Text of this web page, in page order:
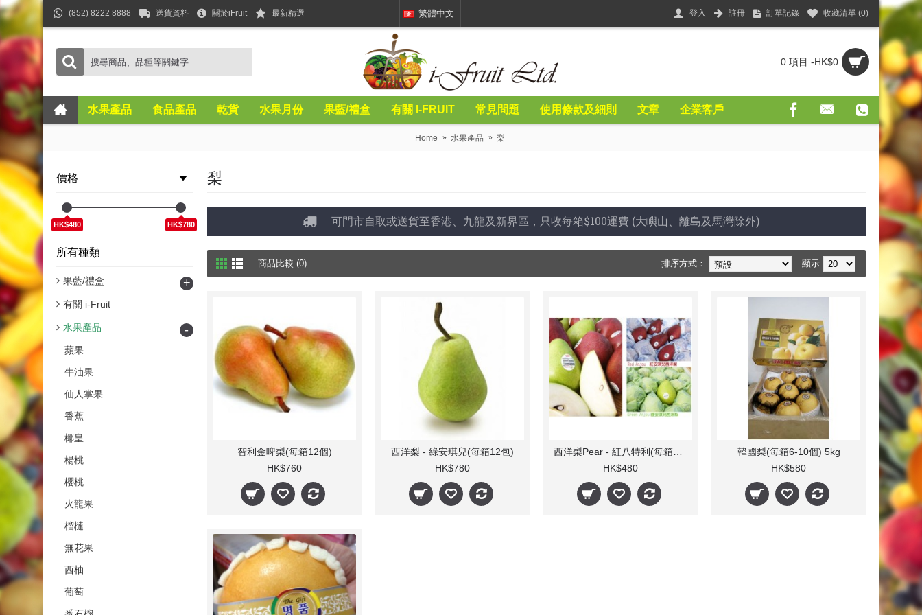
(852) 8222 8888 送貨資料 關於iFruit 最新精選 繁體中文 登入 註冊 訂單記錄 收藏清單 (0)
0 項目 -HK$0
水果產品 食品產品 乾貨 水果月份 果藍/禮盒 有關 I-FRUIT 常見問題 使用條款及細則 文章 企業客戶
Home 水果產品 梨
價格
HK$480 HK$780
所有種類
果藍/禮盒 +
有關 i-Fruit
水果產品 -
蘋果
牛油果
仙人掌果
香蕉
椰皇
楊桃
櫻桃
火龍果
榴槤
無花果
西柚
葡萄
梨
可門市自取或送貨至香港、九龍及新界區，只收每箱$100運費 (大嶼山、離島及馬灣除外)
商品比較 (0) 顯示
排序方式：
智利金啤梨(每箱12個)
HK$760
西洋梨 - 綠安琪兒(每箱12包)
HK$780
HK$480
韓國梨(每箱6-10個) 5kg
HK$580